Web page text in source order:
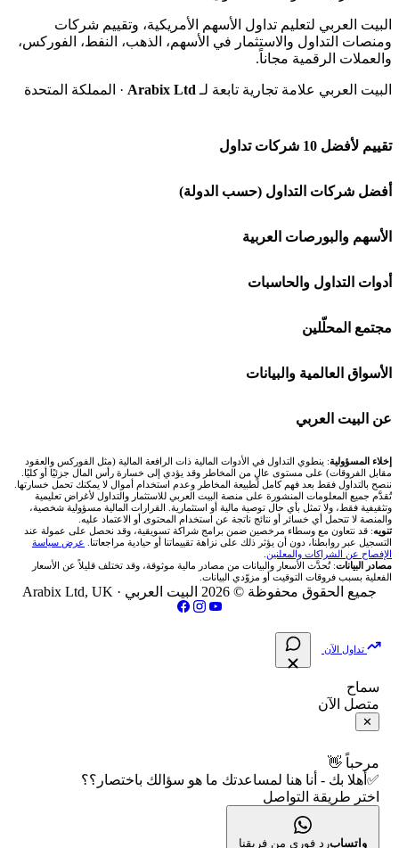
البيت العربي لتعليم تداول الأسهم الأمريكية، وتقييم شركات
ومنصات التداول والاستثمار في الأسهم، الذهب، النفط، الفوركس،
والعملات الرقمية مجاناً.
البيت العربي علامة تجارية تابعة لـ Arabix Ltd · المملكة المتحدة
تقييم لأفضل 10 شركات تداول
شركة Capital.com
افاتريد AvaTrade
اكسنس Exness
منصة بينانس
اكس تي بي XTB
انتراكتيف بروكرز IBKR
أفضل شركات التداول (حسب الدولة)
شركات تداول في السعودية
شركات تداول في الإمارات
شركات تداول في الكويت
شركات تداول في قطر
شركات تداول في الأردن
شركات تداول في العراق
شركات تداول في فلسطين
الأسهم والبورصات العربية
🌍 كل البورصات العربية
🇸🇦 السوق السعودية
🇦🇪 أسواق الإمارات
🇪🇬 البورصة المصرية
🇶🇦 بورصة قطر
🇯🇴 بورصة عمّان
🇧🇭 بورصة البحرين
فلتر الأسهم الشرعي
📋 جميع الأسهم
🕌 الأسهم الحلال
👨‍🏫 العلماء والهيئات الشرعية
أدوات التداول والحاسبات
🕌 حاسبة الزكاة
💱 محول العملات
🧮 حاسبة حجم اللوت
📊 حاسبة قيمة النقطة
💰 حاسبة ربح الفوركس
📌 حاسبة النقاط المحورية
📏 حاسبة حجم المركز
📈 حاسبة عائد التداول
📊 حاسبة الربح التراكمي
🧮 حاسبة متوسط سعر السهم
📅 التقويم الاقتصادي
🕐 أوقات عمل السوق
مجتمع المحلّلين
🧱 حائط المجتمع
🏆 لوحة المحلّلين
✍️ اكتب تحليلك
الأسواق العالمية والبيانات
🌐 المؤشرات العالمية
🥇 سعر الذهب اليوم
🥇 أسعار الذهب والمعادن
💱 أسعار العملات والفوركس
💵 سعر الريال السعودي في مصر
📅 المؤشرات الاقتصادية
عن البيت العربي
من نحن
تواصل معنا
فريق المؤلفين
مقالات تعليمية
سياسة تقييم الشركات
الإبلاغ عن شركة نصابة
شروط الاستخدام
سياسة الخصوصية
إخلاء المسؤولية: ينطوي التداول في الأدوات المالية ذات الرافعة المالية (مثل الفوركس والعقود
مقابل الفروقات) على مستوى عالٍ من المخاطر وقد يؤدي إلى خسارة رأس المال جزئيًا أو كليًا.
ننصح بالتداول فقط بعد فهم كامل لطبيعة المخاطر وعدم استخدام أموال لا يمكنك تحمل خسارتها.
تُقدَّم جميع المعلومات المنشورة على منصة البيت العربي للاستثمار والتداول لأغراض تعليمية
وتثقيفية فقط، ولا تمثل بأي حال توصية مالية أو استثمارية. القرارات المالية مسؤولية شخصية،
والمنصة لا تتحمل أي خسائر أو نتائج ناتجة عن استخدام المحتوى أو الاعتماد عليه.
تنويه: قد نتعاون مع وسطاء مرخصين ضمن برامج شراكة تسويقية، وقد نحصل على عمولة عند
التسجيل عبر روابطنا، دون أن يؤثر ذلك على نزاهة تقييماتنا أو حيادية مراجعاتنا. عرض سياسة
الإفصاح عن الشراكات والمعلنين
مصادر البيانات: تُحدَّث الأسعار والبيانات من مصادر مالية موثوقة، وقد تختلف قليلاً عن الأسعار
الفعلية بسبب فروقات التوقيت أو مزوّدي البيانات.
جميع الحقوق محفوظة © 2026 البيت العربي · Arabix Ltd, UK
تداول الآن
سماح
متصل الآن
✕
مرحباً 👋
✅أهلا بك - أنا هنا لمساعدتك ما هو سؤالك باختصار؟؟
اختر طريقة التواصل
واتسابرد فوري من فريقنا